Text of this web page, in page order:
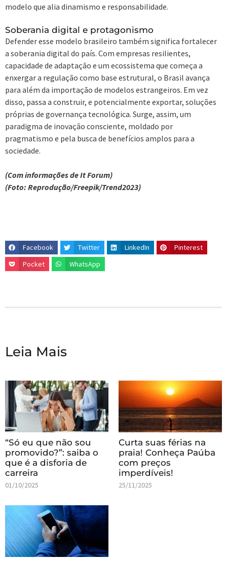
modelo que alia dinamismo e responsabilidade.
Soberania digital e protagonismo
Defender esse modelo brasileiro também significa fortalecer
a soberania digital do país. Com empresas resilientes,
capacidade de adaptação e um ecossistema que começa a
enxergar a regulação como base estrutural, o Brasil avança
para além da importação de modelos estrangeiros. Em vez
disso, passa a construir, e potencialmente exportar, soluções
próprias de governança tecnológica. Surge, assim, um
paradigma de inovação consciente, moldado por
pragmatismo e pela busca de benefícios amplos para a
sociedade.
(Com informações de It Forum)
(Foto: Reprodução/Freepik/Trend2023)
Facebook Twitter LinkedIn
Pinterest
Pocket
WhatsApp
Leia Mais
“Só eu que não sou
promovido?”: saiba o
que é a disforia de
carreira
01/10/2025
Curta suas férias na
praia! Conheça Paúba
com preços
imperdíveis!
25/11/2025